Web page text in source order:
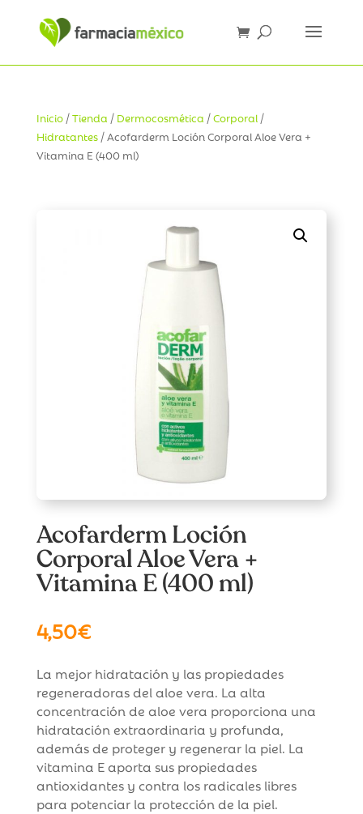
Inicio/Tienda / Dermocosmética /Corporal/
Hidratantes/ Acofarderm Loción Corporal Aloe Vera +
Vitamina E (400 ml)
Acofarderm Loción
Corporal Aloe Vera +
Vitamina E (400 ml)
4,50€
La mejor hidratación y las propiedades
regeneradoras del aloe vera. La alta
concentración de aloe vera proporciona una
hidratación extraordinaria y profunda,
además de proteger y regenerar la piel. La
vitamina E aporta sus propiedades
antioxidantes y contra los radicales libres
para potenciar la protección de la piel.